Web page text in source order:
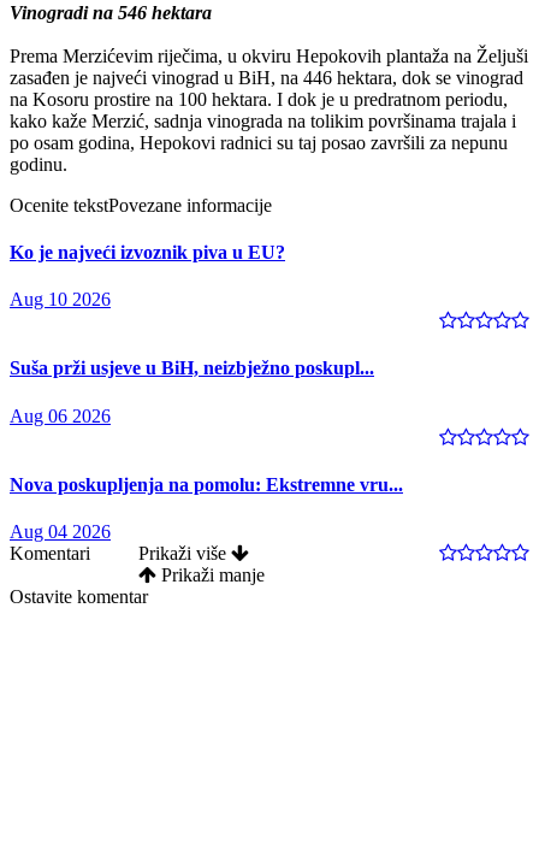
Vinogradi na 546 hektara
Prema Merzićevim riječima, u okviru Hepokovih plantaža na Željuši
zasađen je najveći vinograd u BiH, na 446 hektara, dok se vinograd
na Kosoru prostire na 100 hektara. I dok je u predratnom periodu,
kako kaže Merzić, sadnja vinograda na tolikim površinama trajala i
po osam godina, Hepokovi radnici su taj posao završili za nepunu
godinu.
Ocenite tekstPovezane informacije
Ko je najveći izvoznik piva u EU?
Aug 10 2026
Suša prži usjeve u BiH, neizbježno poskupl...
Aug 06 2026
Nova poskupljenja na pomolu: Ekstremne vru...
Aug 04 2026
Komentari
Prikaži više
Prikaži manje
Ostavite komentar